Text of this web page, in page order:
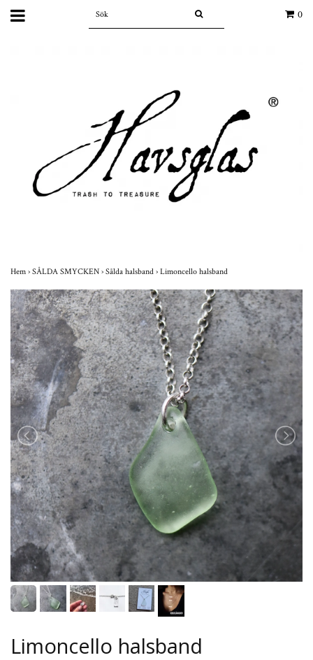
0
Hem › SÅLDA SMYCKEN › Sålda halsband › Limoncello halsband
Limoncello halsband